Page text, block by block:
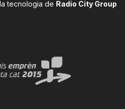
tecnologia de Radio City Group